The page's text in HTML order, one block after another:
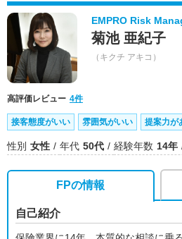
EMPRO Risk
菊池 亜紀子
（キクチ アキコ）
高評価レビュー 4件
接客態度がいい 雰囲気がいい 提案力が
性別 女性 年代 50代 経験年数 14年
FPの情報
自己紹介